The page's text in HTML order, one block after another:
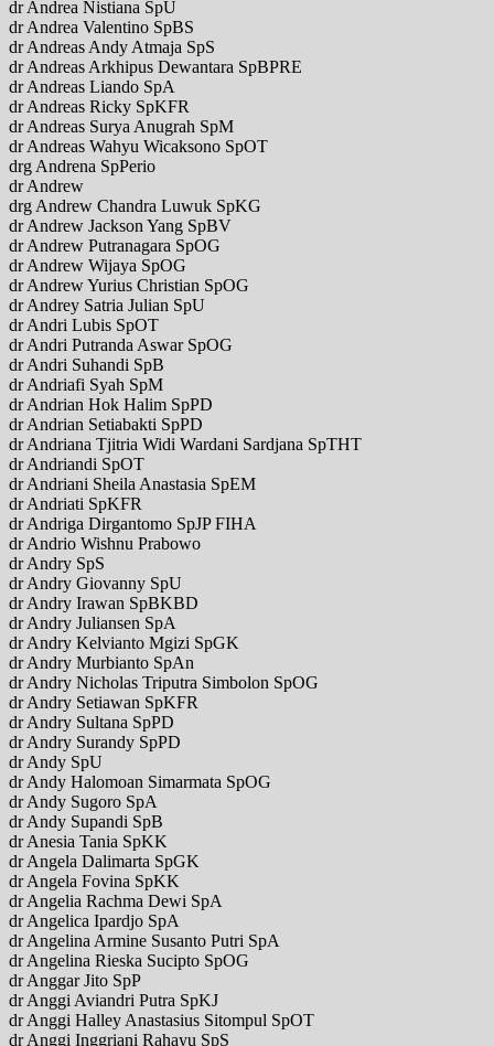
dr Andrea Nistiana SpU
dr Andrea Valentino SpBS
dr Andreas Andy Atmaja SpS
dr Andreas Arkhipus Dewantara SpBPRE
dr Andreas Liando SpA
dr Andreas Ricky SpKFR
dr Andreas Surya Anugrah SpM
dr Andreas Wahyu Wicaksono SpOT
drg Andrena SpPerio
dr Andrew
drg Andrew Chandra Luwuk SpKG
dr Andrew Jackson Yang SpBV
dr Andrew Putranagara SpOG
dr Andrew Wijaya SpOG
dr Andrew Yurius Christian SpOG
dr Andrey Satria Julian SpU
dr Andri Lubis SpOT
dr Andri Putranda Aswar SpOG
dr Andri Suhandi SpB
dr Andriafi Syah SpM
dr Andrian Hok Halim SpPD
dr Andrian Setiabakti SpPD
dr Andriana Tjitria Widi Wardani Sardjana SpTHT
dr Andriandi SpOT
dr Andriani Sheila Anastasia SpEM
dr Andriati SpKFR
dr Andriga Dirgantomo SpJP FIHA
dr Andrio Wishnu Prabowo
dr Andry SpS
dr Andry Giovanny SpU
dr Andry Irawan SpBKBD
dr Andry Juliansen SpA
dr Andry Kelvianto Mgizi SpGK
dr Andry Murbianto SpAn
dr Andry Nicholas Triputra Simbolon SpOG
dr Andry Setiawan SpKFR
dr Andry Sultana SpPD
dr Andry Surandy SpPD
dr Andy SpU
dr Andy Halomoan Simarmata SpOG
dr Andy Sugoro SpA
dr Andy Supandi SpB
dr Anesia Tania SpKK
dr Angela Dalimarta SpGK
dr Angela Fovina SpKK
dr Angelia Rachma Dewi SpA
dr Angelica Ipardjo SpA
dr Angelina Armine Susanto Putri SpA
dr Angelina Rieska Sucipto SpOG
dr Anggar Jito SpP
dr Anggi Aviandri Putra SpKJ
dr Anggi Halley Anastasius Sitompul SpOT
dr Anggi Inggriani Rahayu SpS